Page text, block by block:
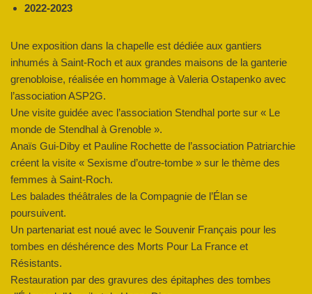
2022-2023
Une exposition dans la chapelle est dédiée aux gantiers
inhumés à Saint-Roch et aux grandes maisons de la ganterie
grenobloise, réalisée en hommage à Valeria Ostapenko avec
l’association ASP2G.
Une visite guidée avec l’association Stendhal porte sur « Le
monde de Stendhal à Grenoble ».
Anaïs Gui-Diby et Pauline Rochette de l’association Patriarchie
créent la visite « Sexisme d’outre-tombe » sur le thème des
femmes à Saint-Roch.
Les balades théâtrales de la Compagnie de l’Élan se
poursuivent.
Un partenariat est noué avec le Souvenir Français pour les
tombes en déshérence des Morts Pour La France et
Résistants.
Restauration par des gravures des épitaphes des tombes